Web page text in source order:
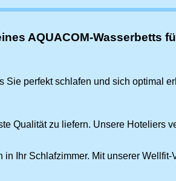
AQUACOM-Wasserbetts
Sie perfekt schlafen und sich optimal
Qualität zu liefern. Unsere Hoteliers
Ihr Schlafzimmer. Mit unserer